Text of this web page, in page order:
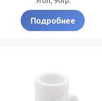
Подробнее